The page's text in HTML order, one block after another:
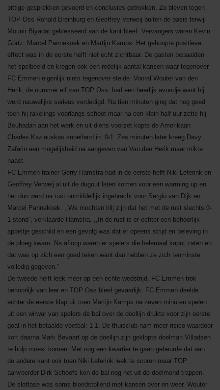
pittige gesprekken gevoerd en conclusies getrokken. Zo bleven tegen
TOP Oss Ronald Breinburg en Geoffrey Verweij buiten de basis terwijl
Mounir Biyadat geblesseerd aan de kant bleef. Vervangers waren Kevin
Görtz, Marcel Pannekoek en Martijn Kamps. Het gehoopte positieve
effect was in de eerste helft niet echt zichtbaar. De gasten bepaalden
het spelbeeld en kregen ook een redelijk aantal kansen waar tegenover
FC Emmen eigenlijk niets tegenover stelde. Vooral Wouter van den
Herik, de nummer elf van TOP Oss, had een heerlijk avondje want hij
werd nauwelijks serieus verdedigd. Na tien minuten ging dat nog goed
toen hij rakelings voorlangs schoot maar na een klein half uur zette hij
Bouhadan aan het werk en uit diens voorzet kopte de Amerikaan
Charles Kazlauskas snoeihard in: 0-1. Zes minuten later kreeg Davy
Zafarin een mogelijkheid na aangeven van Van den Herik maar mikte
naast.
FC Emmen trainer Gerry Hamstra had in de eerste helft Niki Leferink en
Geoffrey Verweij al uit de dugout laten komen voor een warming up en
het duo werd na rust onmiddellijk ingebracht voor Sergio van Dijk en
Marcel Pannekoek. ,,We mochten blij zijn dat het met de rust slechts 0-
1 stond”, verklaarde Hamstra. ,,In de rust is er echter een behoorlijk
appeltje geschild en een gevolg was dat er opeens strijd en beleving in
de ploeg kwam. Na afloop waren er spelers die helemaal kapot zaten en
dat was op zich een goed teken want dan hebben ze zich tenminste
volledig gegeven.”
De tweede helft leek meer op een echte wedstrijd. FC Emmen trok
behoorlijk van leer en TOP Oss bleef gevaarlijk. FC Emmen deelde
echter de eerste klap uit toen Martijn Kamps na zeven minuten spelen
uit een wirwar van spelers de bal over de doellijn drukte voor zijn eerste
goal in het betaalde voetbal: 1-1. De thuisclub nam meer risico waardoor
kort daarna Mark Bevaart op de doellijn zijn geklopte doelman Villadsen
te hulp moest komen. Met nog een kwartier te gaan gebeurde dat aan
de andere kant ook toen Niki Leferink leek te scoren maar TOP
aanvoerder Dirk Schoofs kon de bal nog net uit de doelmond trappen.
De slotfase was soms bloedstollend met kansen over en weer. Wouter